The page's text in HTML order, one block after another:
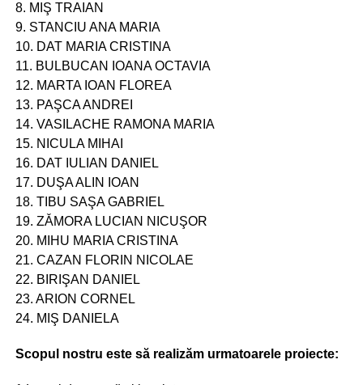
8. MIŞ TRAIAN
9. STANCIU ANA MARIA
10. DAT MARIA CRISTINA
11. BULBUCAN IOANA OCTAVIA
12. MARTA IOAN FLOREA
13. PAŞCA ANDREI
14. VASILACHE RAMONA MARIA
15. NICULA MIHAI
16. DAT IULIAN DANIEL
17. DUŞA ALIN IOAN
18. TIBU SAŞA GABRIEL
19. ZǍMORA LUCIAN NICUŞOR
20. MIHU MARIA CRISTINA
21. CAZAN FLORIN NICOLAE
22. BIRIŞAN DANIEL
23. ARION CORNEL
24. MIŞ DANIELA
Scopul nostru este să realizăm urmatoarele proiecte: